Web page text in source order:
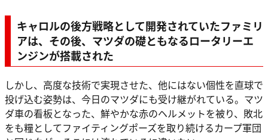
キャロルの後方戦略として開発されていたファミリ
アは、その後、マツダの礎ともなるロータリーエ
ンジンが搭載された
しかし、高度な技術で実現させた、他にはない個性を直球で
投げ込む姿勢は、今日のマツダにも受け継がれている。マツ
ダ車の看板となった、鮮やかな赤のヘルメットを被り、敗北
をも糧としてファイティングポーズを取り続けるカープ軍団